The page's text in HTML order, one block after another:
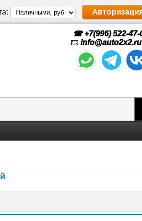
☎ +7(996) 522-47-
📧 info@auto2x2.ru